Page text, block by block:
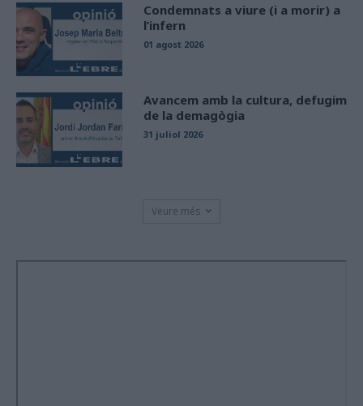
Condemnats a viure (i a morir) a
l’infern
01 agost 2026
Avancem amb la cultura, defugim
de la demagògia
31 juliol 2026
Veure més